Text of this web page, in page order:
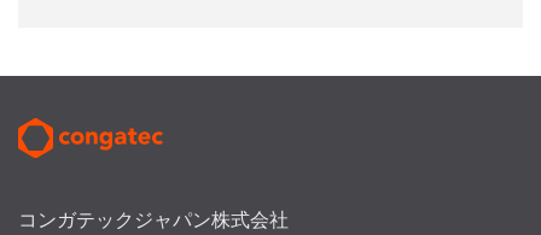
コンガテックジャパン株式会社